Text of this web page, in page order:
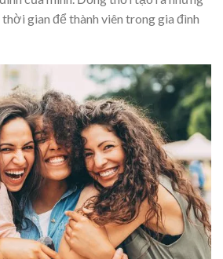
gian để thành viên trong gia đình